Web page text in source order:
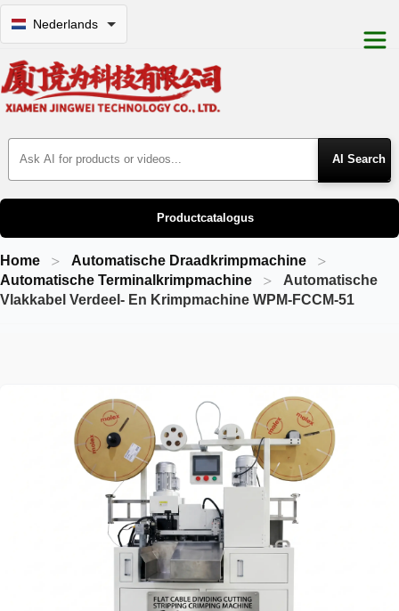
Nederlands
Search Products
Productcatalogus
Home
Automatische Draadkrimpmachine
Automatische Terminalkrimpmachine
Automatische
Vlakkabel Verdeel- En Krimpmachine WPM-FCCM-51